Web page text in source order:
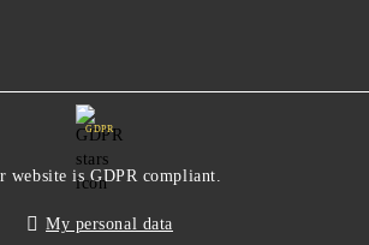
GDPR
website is GDPR compliant.
My personal data